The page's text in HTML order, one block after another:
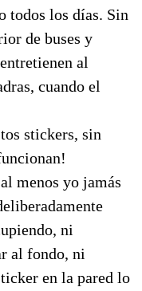
todos los días. Sin
de buses y
al
cuando el
stickers, sin
menos yo jamás
ni
al fondo, ni
en la pared lo